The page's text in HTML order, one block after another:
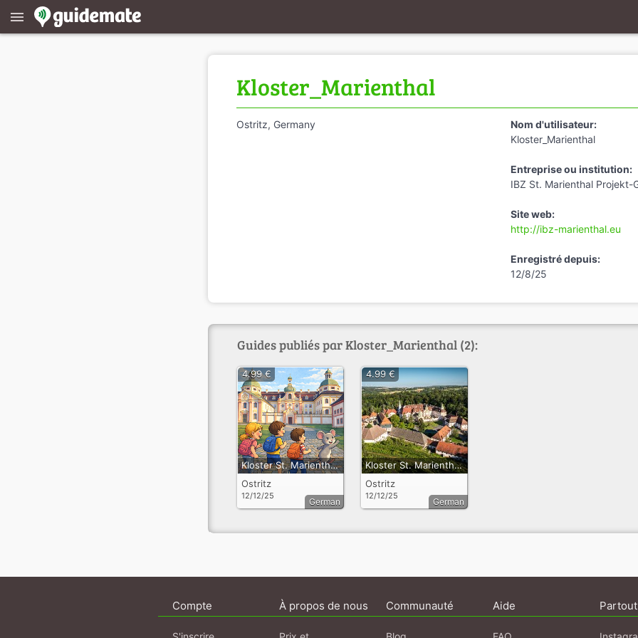
menu
Kloster_Marienthal
Ostritz, Germany
Nom d'utilisateur:
Kloster_Marienthal
Entreprise ou institution:
IBZ St. Marienthal Projekt-
Site web:
http://ibz-marienthal.eu
Enregistré depuis:
12/8/25
Guides publiés par Kloster_Marienthal (2):
Kloster St. Marienthal - Rundgang für Familien mit Kindern
Ostritz
12/12/25
4.99 €
German
Kloster St. Marienthal - Rundgang für Kulturinteressierte
Ostritz
12/12/25
4.99 €
German
Compte À propos de nous Communauté Aide Partout